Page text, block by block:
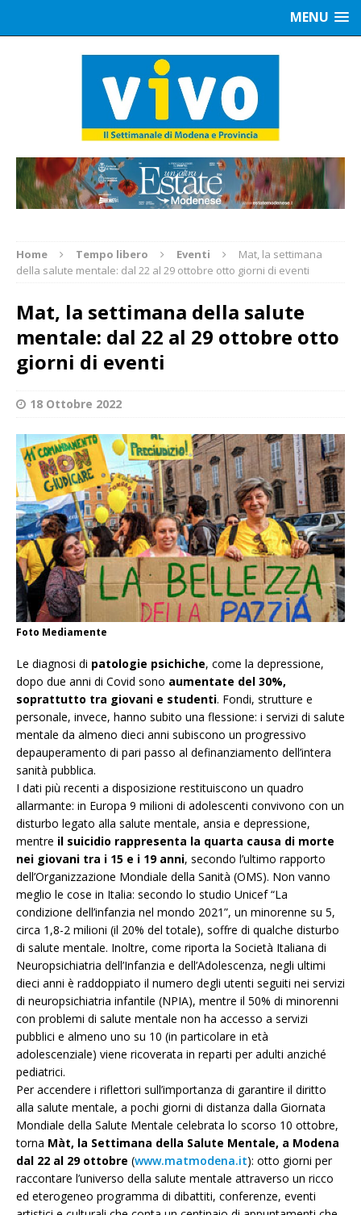
MENU
Home Tempo libero Eventi
Mat, la settimana
della salute mentale: dal 22 al 29 ottobre otto giorni di eventi
Mat, la settimana della salute
mentale: dal 22 al 29 ottobre otto
giorni di eventi
18 Ottobre 2022
Foto Mediamente
Le diagnosi di patologie psichiche, come la depressione,
dopo due anni di Covid sono aumentate del 30%,
soprattutto tra giovani e studenti. Fondi, strutture e
personale, invece, hanno subito una flessione: i servizi di salute
mentale da almeno dieci anni subiscono un progressivo
depauperamento di pari passo al definanziamento dell’intera
sanità pubblica.
I dati più recenti a disposizione restituiscono un quadro
allarmante: in Europa 9 milioni di adolescenti convivono con un
disturbo legato alla salute mentale, ansia e depressione,
mentre il suicidio rappresenta la quarta causa di morte
nei giovani tra i 15 e i 19 anni, secondo l’ultimo rapporto
dell’Organizzazione Mondiale della Sanità (OMS). Non vanno
meglio le cose in Italia: secondo lo studio Unicef “La
condizione dell’infanzia nel mondo 2021”, un minorenne su 5,
circa 1,8-2 milioni (il 20% del totale), soffre di qualche disturbo
di salute mentale. Inoltre, come riporta la Società Italiana di
Neuropsichiatria dell’Infanzia e dell’Adolescenza, negli ultimi
dieci anni è raddoppiato il numero degli utenti seguiti nei servizi
di neuropsichiatria infantile (NPIA), mentre il 50% di minorenni
con problemi di salute mentale non ha accesso a servizi
pubblici e almeno uno su 10 (in particolare in età
adolescenziale) viene ricoverata in reparti per adulti anziché
pediatrici.
Per accendere i riflettori sull’importanza di garantire il diritto
alla salute mentale, a pochi giorni di distanza dalla Giornata
Mondiale della Salute Mentale celebrata lo scorso 10 ottobre,
torna Màt, la Settimana della Salute Mentale, a Modena
dal 22 al 29 ottobre (www.matmodena.it): otto giorni per
raccontare l’universo della salute mentale attraverso un ricco
ed eterogeneo programma di dibattiti, conferenze, eventi